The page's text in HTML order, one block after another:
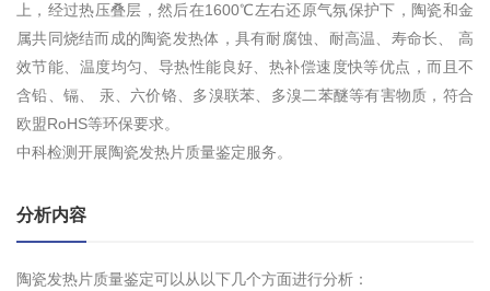
上，经过热压叠层，然后在1600℃左右还原气氛保护下，陶瓷和金
属共同烧结而成的陶瓷发热体，具有耐腐蚀、耐高温、寿命长、 高
效节能、温度均匀、导热性能良好、热补偿速度快等优点，而且不
含铅、镉、 汞、六价铬、多溴联苯、多溴二苯醚等有害物质，符合
欧盟RoHS等环保要求。
中科检测开展陶瓷发热片质量鉴定服务。
分析内容
陶瓷发热片质量鉴定可以从以下几个方面进行分析：